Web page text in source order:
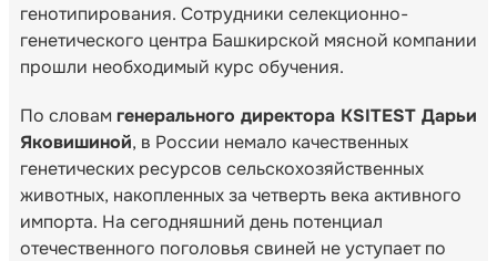
генотипирования. Сотрудники селекционно-
генетического центра Башкирской мясной компании
прошли необходимый курс обучения.
По словам генерального директора KSITEST Дарьи
Яковишиной, в России немало качественных
генетических ресурсов сельскохозяйственных
животных, накопленных за четверть века активного
импорта. На сегодняшний день потенциал
отечественного поголовья свиней не уступает по